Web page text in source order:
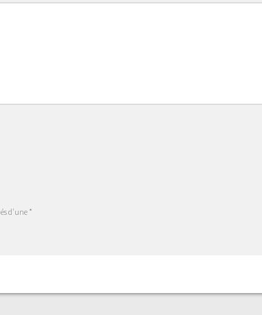
d'une *